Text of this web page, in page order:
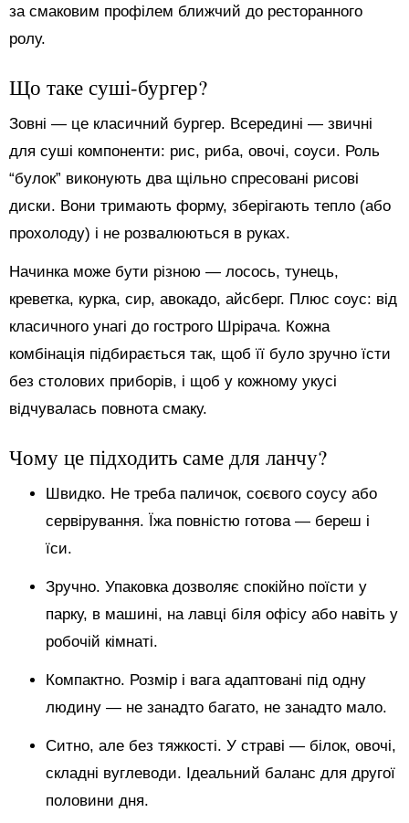
за смаковим профілем ближчий до ресторанного
ролу.
Що таке суші-бургер?
Зовні — це класичний бургер. Всередині — звичні
для суші компоненти: рис, риба, овочі, соуси. Роль
“булок” виконують два щільно спресовані рисові
диски. Вони тримають форму, зберігають тепло (або
прохолоду) і не розвалюються в руках.
Начинка може бути різною — лосось, тунець,
креветка, курка, сир, авокадо, айсберг. Плюс соус: від
класичного унагі до гострого Шрірача. Кожна
комбінація підбирається так, щоб її було зручно їсти
без столових приборів, і щоб у кожному укусі
відчувалась повнота смаку.
Чому це підходить саме для ланчу?
Швидко. Не треба паличок, соєвого соусу або
сервірування. Їжа повністю готова — береш і
їси.
Зручно. Упаковка дозволяє спокійно поїсти у
парку, в машині, на лавці біля офісу або навіть у
робочій кімнаті.
Компактно. Розмір і вага адаптовані під одну
людину — не занадто багато, не занадто мало.
Ситно, але без тяжкості. У страві — білок, овочі,
складні вуглеводи. Ідеальний баланс для другої
половини дня.